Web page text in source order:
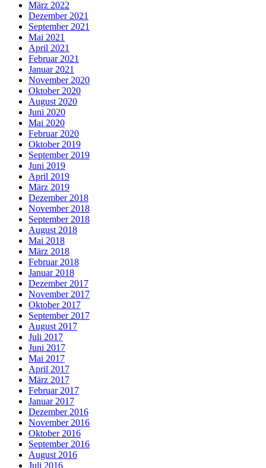
März 2022
Dezember 2021
September 2021
Mai 2021
April 2021
Februar 2021
Januar 2021
November 2020
Oktober 2020
August 2020
Juni 2020
Mai 2020
Februar 2020
Oktober 2019
September 2019
Juni 2019
April 2019
März 2019
Dezember 2018
November 2018
September 2018
August 2018
Mai 2018
März 2018
Februar 2018
Januar 2018
Dezember 2017
November 2017
Oktober 2017
September 2017
August 2017
Juli 2017
Juni 2017
Mai 2017
April 2017
März 2017
Februar 2017
Januar 2017
Dezember 2016
November 2016
Oktober 2016
September 2016
August 2016
Juli 2016